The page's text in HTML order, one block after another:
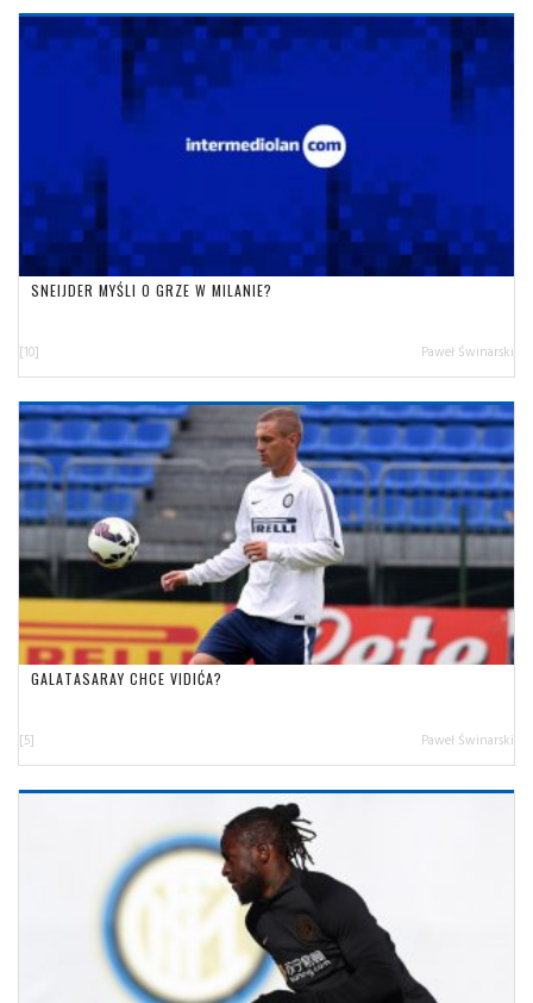
SNEIJDER MYŚLI O GRZE W MILANIE?
[10] Paweł Świnarski
GALATASARAY CHCE VIDIĆA?
[5] Paweł Świnarski